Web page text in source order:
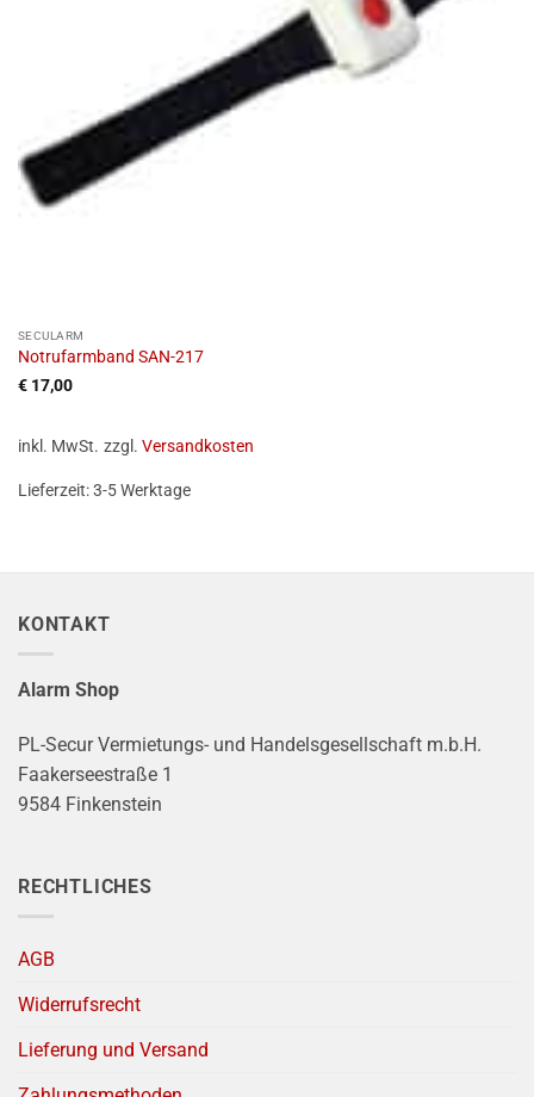
SECULARM
Notrufarmband SAN-217
€17,00
inkl. MwSt. zzgl. Versandkosten
Lieferzeit:3-5 Werktage
KONTAKT
Alarm Shop
PL-Secur Vermietungs- und Handelsgesellschaft m.b.H.
Faakerseestraße 1
9584 Finkenstein
RECHTLICHES
AGB
Widerrufsrecht
Lieferung und Versand